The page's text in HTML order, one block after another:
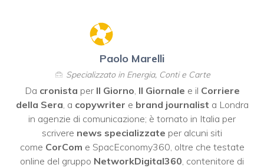
Paolo Marelli
Specializzato in Energia, Conti e Carte
Da cronista per Il Giorno Il Giornale e il Corriere
della Sera , a copywriter e brand journalist a Londra
in agenzie di comunicazione; è tornato in Italia per
scrivere news specializzate per alcuni siti
come CorCom e SpacEconomy360, oltre che testate
online del gruppo NetworkDigital360 , contenitore di